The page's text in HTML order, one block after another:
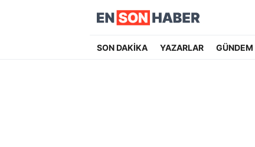
SON DAKİKA YAZARLAR GÜNDEM